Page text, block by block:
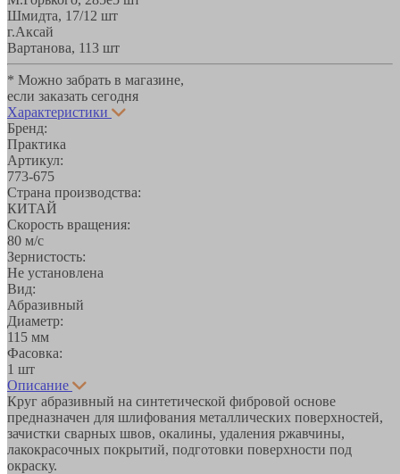
Шмидта, 17/1 2 шт
г.Аксай
Вартанова, 113 шт
* Можно забрать в магазине,
если заказать сегодня
Характеристики
Бренд:
Практика
Артикул:
773-675
Страна производства:
КИТАЙ
Скорость вращения:
80 м/с
Зернистость:
Не установлена
Вид:
Абразивный
Диаметр:
115 мм
Фасовка:
1 шт
Описание
Круг абразивный на синтетической фибровой основе
предназначен для шлифования металлических поверхностей,
зачистки сварных швов, окалины, удаления ржавчины,
лакокрасочных покрытий, подготовки поверхности под
окраску.